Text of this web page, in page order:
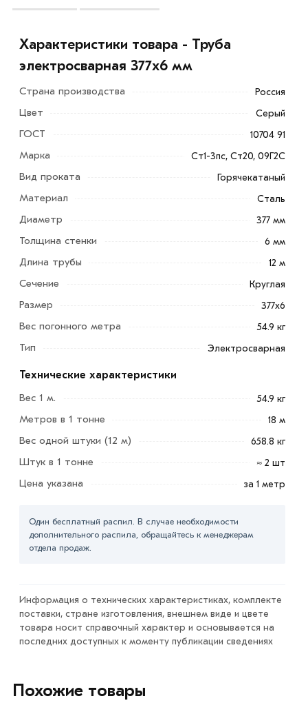
Труба электросварная 377х6 мм - это продукт, который
промышленности. Ее применяют для создания
трубопроводов, конструкций, ограждений и других
инженерных сооружений. Находит широкое
применение в различных отраслях промышленности,
Нефтегазовая промышленность
Строительство и монтаж инженерных коммуникаций
Машиностроение и производство оборудования
Автомобильная промышленность
«Добавить в корзину»или нажмите на кнопку
«Быстрый заказ»
. Также можете купить позвонив по
контактам указанным на сайте.
электросварная 377х6 мм из категории
электросварная
свяжутся с Вами для согласования условий доставки
или самовывоза.
Данний товар от производителя сертифицирован,
обязательно).
Характеристики товара - Труба
электросварная 377х6 мм
Страна производства Россия
Цвет Серый
ГОСТ 10704 91
Марка Ст1-3пс, Ст20, 09Г2С
Вид проката Горячекатаный
Материал Сталь
Диаметр 377 мм
Толщина стенки 6 мм
Длина трубы 12 м
Сечение Круглая
Размер 377х6
Вес погонного метра 54.9 кг
Тип Электросварная
Технические характеристики
Вес 1 м.
54.9 кг
Метров в 1 тонне 18 м
Вес одной штуки (12 м) 658.8 кг
Штук в 1 тонне ≈ 2 шт
Цена указана за 1 метр
Один бесплатный распил. В случае необходимости
дополнительного распила, обращайтесь к менеджерам
отдела продаж.
Информация о технических характеристиках, комплекте
поставки, стране изготовления, внешнем виде и цвете
товара носит справочный характер и основывается на
последних доступных к моменту публикации сведениях
Похожие товары